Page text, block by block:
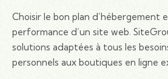
Choisir le bon plan d’hébergement
performance d’un site web.
solutions adaptées à tous les
personnels aux boutiques en ligne